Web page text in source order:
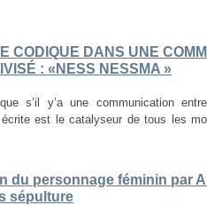
CODIQUE DANS UNE
: «NESS NESSMA »
s’il y’a une communication
est le catalyseur de tous les
du personnage féminin par
sépulture